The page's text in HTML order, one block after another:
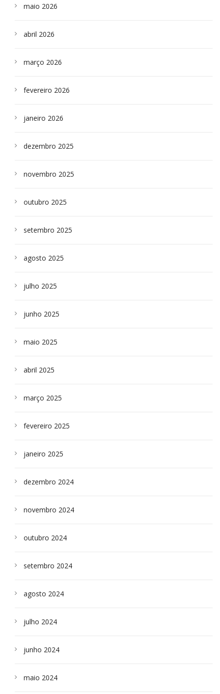
maio 2026
abril 2026
março 2026
fevereiro 2026
janeiro 2026
dezembro 2025
novembro 2025
outubro 2025
setembro 2025
agosto 2025
julho 2025
junho 2025
maio 2025
abril 2025
março 2025
fevereiro 2025
janeiro 2025
dezembro 2024
novembro 2024
outubro 2024
setembro 2024
agosto 2024
julho 2024
junho 2024
maio 2024